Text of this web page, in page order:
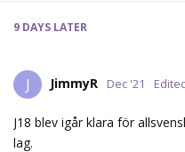
9 DAYS LATER
J JimmyR Dec '21
J18 blev igår klara för
lag.